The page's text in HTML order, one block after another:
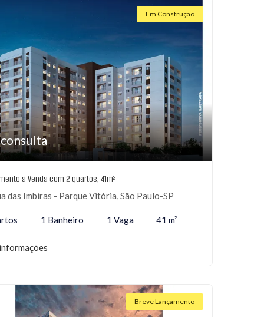
Em Construção
à Venda com 2 quartos, 41m²
das Imbiras - Parque Vitória, São Paulo-SP
1 Banheiro 1 Vaga 41 m²
Breve Lançamento